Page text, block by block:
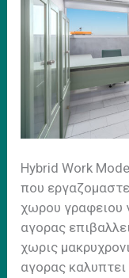
Ηybrid Work
που
χωρου γραφειου
αγορας
χωρις
αγορας καλυπτει